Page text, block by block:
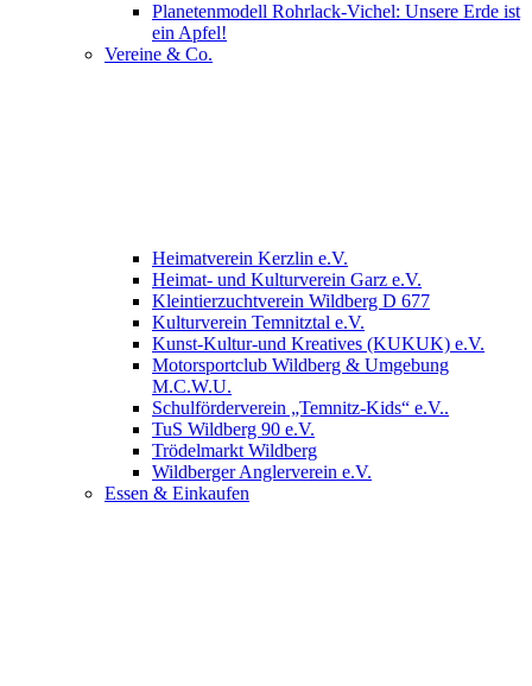
Planetenmodell Rohrlack-Vichel: Unsere Erde ist
ein Apfel!
Vereine & Co.
Heimatverein Kerzlin e.V.
Heimat- und Kulturverein Garz e.V.
Kleintierzuchtverein Wildberg D 677
Kulturverein Temnitztal e.V.
Kunst-Kultur-und Kreatives (KUKUK) e.V.
Motorsportclub Wildberg & Umgebung
M.C.W.U.
Schulförderverein „Temnitz-Kids“ e.V..
TuS Wildberg 90 e.V.
Trödelmarkt Wildberg
Wildberger Anglerverein e.V.
Essen & Einkaufen